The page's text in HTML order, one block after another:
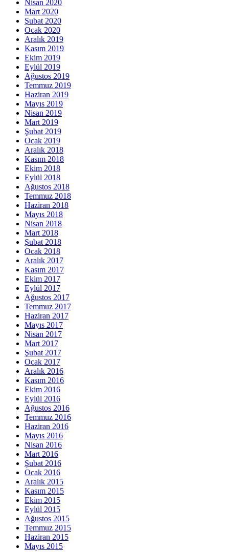
Nisan 2020
Mart 2020
Şubat 2020
Ocak 2020
Aralık 2019
Kasım 2019
Ekim 2019
Eylül 2019
Ağustos 2019
Temmuz 2019
Haziran 2019
Mayıs 2019
Nisan 2019
Mart 2019
Şubat 2019
Ocak 2019
Aralık 2018
Kasım 2018
Ekim 2018
Eylül 2018
Ağustos 2018
Temmuz 2018
Haziran 2018
Mayıs 2018
Nisan 2018
Mart 2018
Şubat 2018
Ocak 2018
Aralık 2017
Kasım 2017
Ekim 2017
Eylül 2017
Ağustos 2017
Temmuz 2017
Haziran 2017
Mayıs 2017
Nisan 2017
Mart 2017
Şubat 2017
Ocak 2017
Aralık 2016
Kasım 2016
Ekim 2016
Eylül 2016
Ağustos 2016
Temmuz 2016
Haziran 2016
Mayıs 2016
Nisan 2016
Mart 2016
Şubat 2016
Ocak 2016
Aralık 2015
Kasım 2015
Ekim 2015
Eylül 2015
Ağustos 2015
Temmuz 2015
Haziran 2015
Mayıs 2015